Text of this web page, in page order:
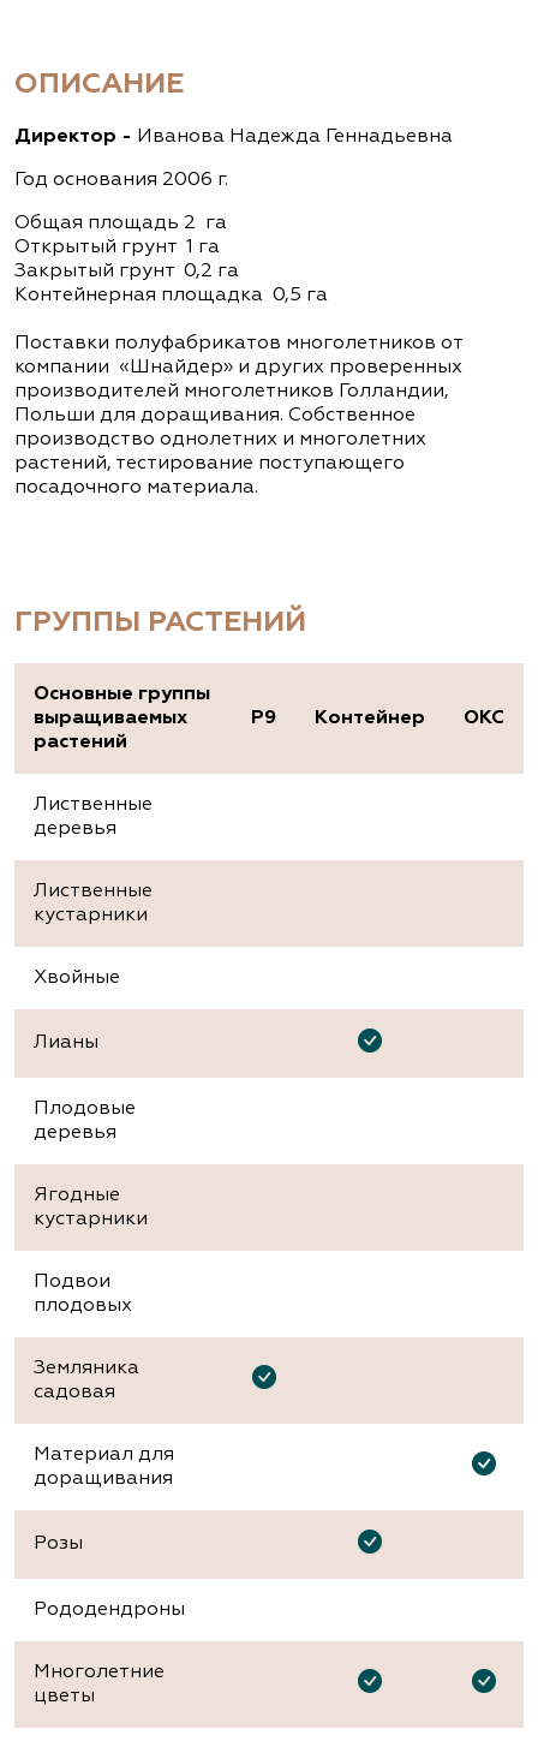
ОПИСАНИЕ
Директор - Иванова Надежда Геннадьевна
Год основания 2006 г.
Общая площадь 2 га
Открытый грунт 1 га
Закрытый грунт 0,2 га
Контейнерная площадка 0,5 га
Поставки полуфабрикатов многолетников от
компании «Шнайдер» и других проверенных
производителей многолетников Голландии,
Польши для доращивания. Собственное
производство однолетних и многолетних
растений, тестирование поступающего
посадочного материала.
ГРУППЫ РАСТЕНИЙ
Основные группы
выращиваемых
растений
P9 Контейнер ОКС
Лиственные
деревья
Лиственные
кустарники
Хвойные
Лианы
Плодовые
деревья
Ягодные
кустарники
Подвои
плодовых
Земляника
садовая
Материал для
доращивания
Розы
Рододендроны
Многолетние
цветы